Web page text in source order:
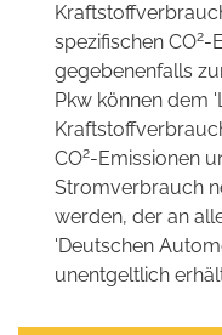
spezifischen CO2-
gegebenenfalls
Pkw können dem
CO2-Emissionen
Stromverbrauch
werden, der an
'Deutschen
unentgeltlich